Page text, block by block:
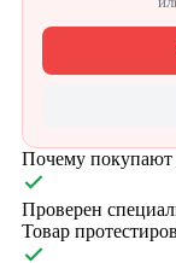
Почему покупают
Проверен
Товар